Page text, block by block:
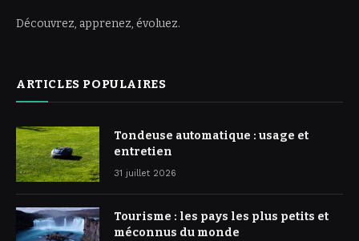
Découvrez, apprenez, évoluez.
ARTICLES POPULAIRES
Tondeuse automatique : usage et
entretien
31 juillet 2026
Tourisme : les pays les plus petits et
méconnus du monde